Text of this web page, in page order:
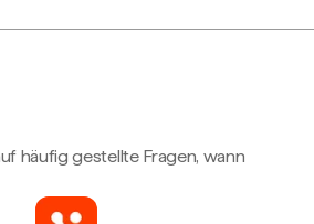
häufig gestellte Fragen, wann